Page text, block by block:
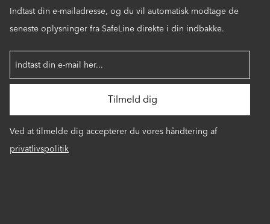
Indtast din e-mailadresse, og du vil automatisk modtage de
seneste oplysninger fra SafeLine direkte i din indbakke.
Ved at tilmelde dig accepterer du vores håndtering af
privatlivspolitik